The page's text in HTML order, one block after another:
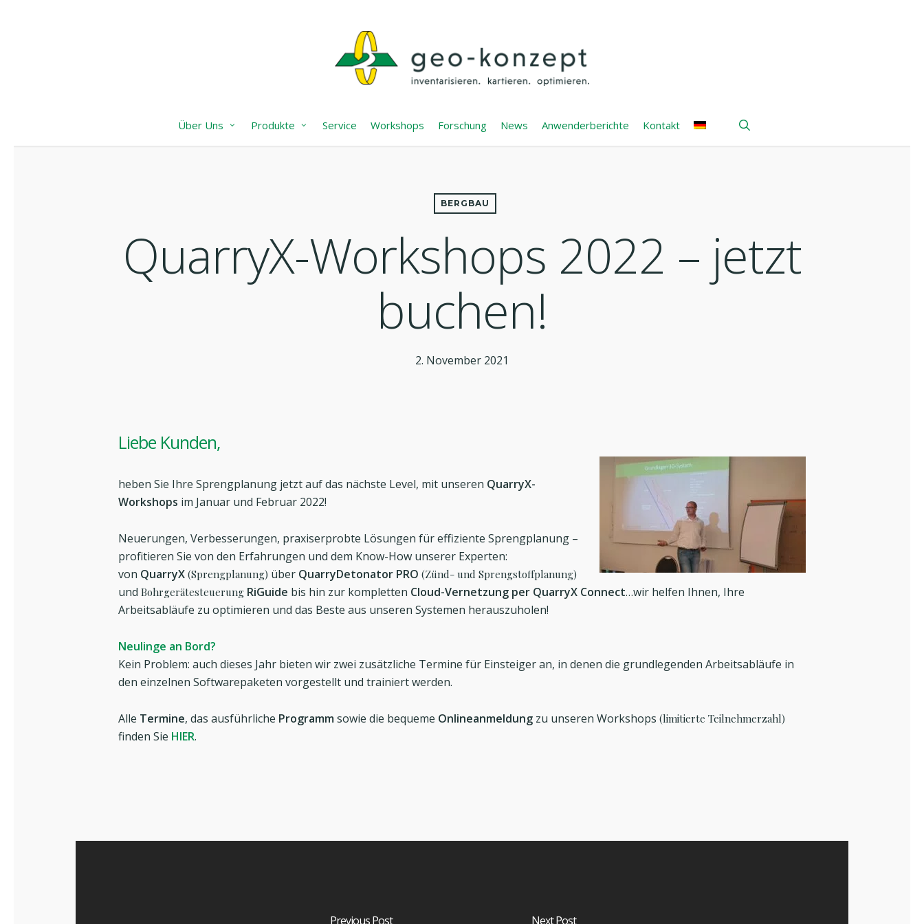
Über Uns Produkte Service Workshops Forschung News Anwenderberichte Kontakt
BERGBAU
QuarryX-Workshops 2022 – jetzt
buchen!
2. November 2021
Liebe Kunden,
heben Sie Ihre Sprengplanung jetzt auf das nächste Level, mit unseren QuarryX-
Workshops im Januar und Februar 2022!
Neuerungen, Verbesserungen, praxiserprobte Lösungen für effiziente Sprengplanung –
profitieren Sie von den Erfahrungen und dem Know-How unserer Experten:
von QuarryX (Sprengplanung) über QuarryDetonator PRO (Zünd- und Sprengstoffplanung)
undBohrgerätesteuerung RiGuide bis hin zur kompletten Cloud-Vernetzung per QuarryX Connect…wir helfen Ihnen, Ihre
Arbeitsabläufe zu optimieren und das Beste aus unseren Systemen herauszuholen!
Neulinge an Bord?
Kein Problem: auch dieses Jahr bieten wir zwei zusätzliche Termine für Einsteiger an, in denen die grundlegenden Arbeitsabläufe in
den einzelnen Softwarepaketen vorgestellt und trainiert werden.
Alle Termine, das ausführliche Programmsowie die bequeme Onlineanmeldung zu unseren Workshops(limitierte Teilnehmerzahl)
finden Sie HIER.
Previous Post Next Post